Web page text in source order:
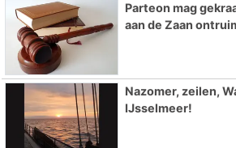
Parteon mag
aan de Zaan
Nazomer, zeilen,
IJsselmeer!